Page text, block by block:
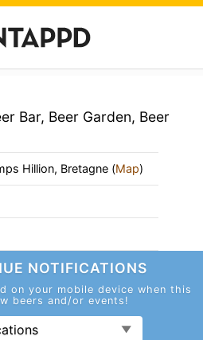
Bar, Beer Garden, Beer
Hillion, Bretagne (Map)
NOTIFICATIONS
on your mobile device when this
beers and/or events!